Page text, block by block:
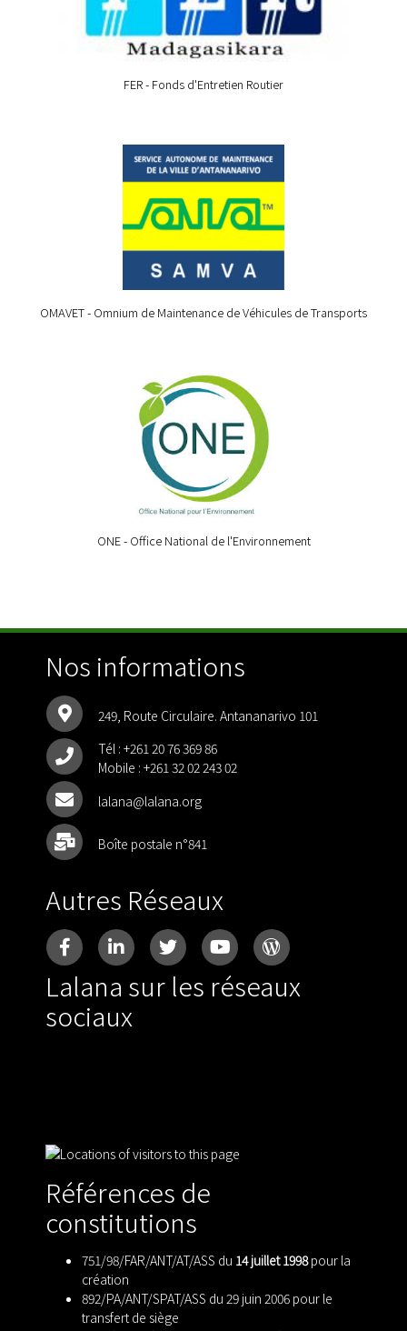
FER - Fonds d'Entretien Routier
OMAVET - Omnium de Maintenance de Véhicules de Transports
ONE - Office National de l'Environnement
Nos informations
249, Route Circulaire. Antananarivo 101
Tél : +261 20 76 369 86
Mobile : +261 32 02 243 02
lalana@lalana.org
Boîte postale n°841
Autres Réseaux
Lalana sur les réseaux
sociaux
Références de
constitutions
751/98/FAR/ANT/AT/ASS du 14 juillet 1998pour la
création
892/PA/ANT/SPAT/ASS du 29 juin 2006 pour le
transfert de siège